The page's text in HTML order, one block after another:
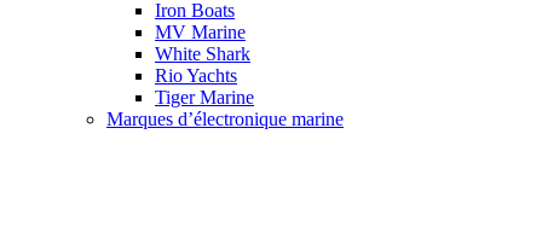
Iron Boats
MV Marine
White Shark
Rio Yachts
Tiger Marine
Marques d’électronique marine